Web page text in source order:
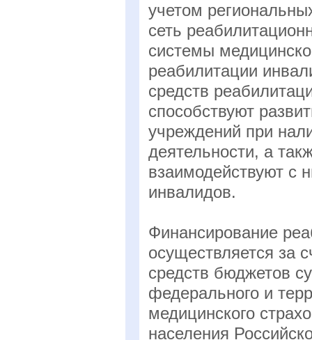
учетом
сеть
системы
реабилитации
средств
способствуют
учреждений при
деятельности, а
взаимодействуют с
инвалидов.
Финансирование
осуществляется за
средств бюджетов
федерального и
медицинского
населения